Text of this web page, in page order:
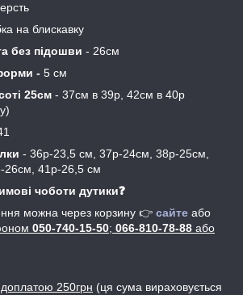
на блискавку
без підошви - 26см
- 5 см
25см - 37см в 39р, 42см в 40р
- 36р-23,5 см, 37р-24см, 38р-25см,
26см, 41р-26,5 см
чоботи дутики❓
можна через корзину 👉 сайте або
050-740-15-50; 066-810-78-88 або
250грн (ця сума вираховується